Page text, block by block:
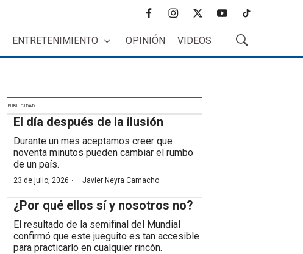
f
c
e
o
i
s
t
r
t
i
t
r
y
t
t
k
t
ENTRETENIMIENTO OPINIÓN VIDEOS
M
o
PUBLICIDAD
El día después de la ilusión
Durante un mes aceptamos creer que
noventa minutos pueden cambiar el rumbo
de un país.
23 de julio, 2026 · Javier Neyra Camacho
¿Por qué ellos sí y nosotros no?
El resultado de la semifinal del Mundial
confirmó que este jueguito es tan accesible
para practicarlo en cualquier rincón.